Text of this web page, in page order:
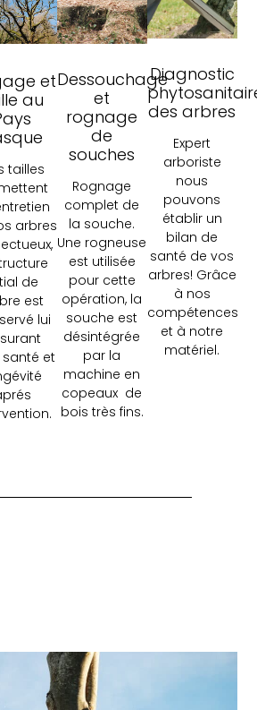
et
au
tailles
arbres
de
est
lui
santé et
Dessouchage
et
rognage
de
souches
Rognage
complet de
la souche.
Une rogneuse
est utilisée
pour cette
opération, la
souche est
désintégrée
par la
machine en
copeaux de
bois très fins.
Diagnostic
des arbres
Expert
arboriste
nous
pouvons
établir un
bilan de
santé de vos
arbres! Grâce
à nos
compétences
et à notre
matériel.